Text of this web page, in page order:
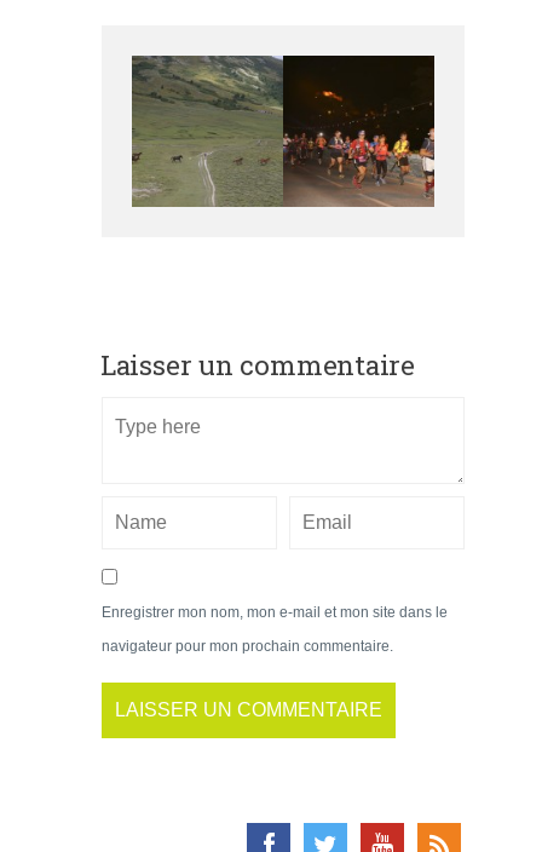
Laisser un commentaire
Enregistrer mon nom, mon e-mail et mon site dans le
navigateur pour mon prochain commentaire.